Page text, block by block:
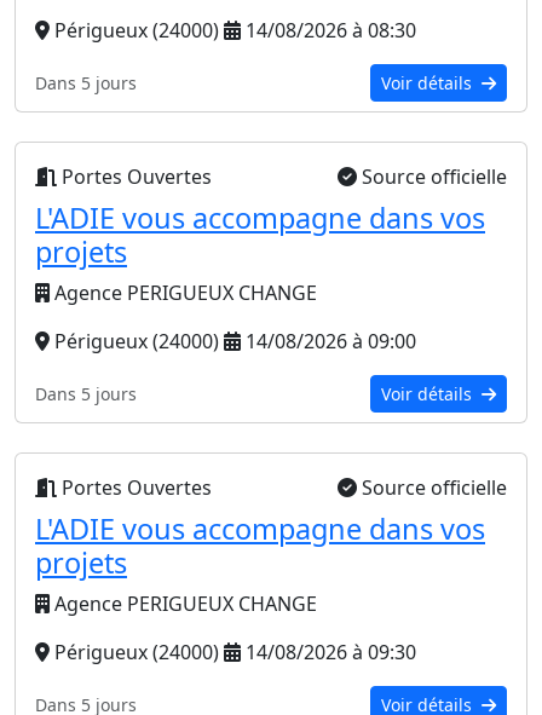
Périgueux (24000)
14/08/2026 à 08:30
Dans 5 jours Voir détails
Portes Ouvertes Source officielle
L'ADIE vous accompagne dans vos
projets
Agence PERIGUEUX CHANGE
Périgueux (24000)
14/08/2026 à 09:00
Dans 5 jours Voir détails
Portes Ouvertes Source officielle
L'ADIE vous accompagne dans vos
projets
Agence PERIGUEUX CHANGE
Périgueux (24000)
14/08/2026 à 09:30
Dans 5 jours Voir détails